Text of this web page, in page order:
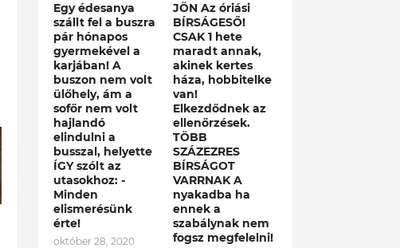
Egy édesanya
szállt fel a buszra
pár hónapos
gyermekével a
karjában! A
buszon nem volt
ülőhely, ám a
sofőr nem volt
hajlandó
elindulni a
busszal, helyette
ÍGY szólt az
utasokhoz: -
Minden
elismerésünk
érte!
október 28, 2020
JÖN Az óriási
BÍRSÁGESŐ!
CSAK 1 hete
maradt annak,
akinek kertes
háza, hobbitelke
van!
Elkezdődnek az
ellenőrzések.
TÖBB
SZÁZEZRES
BÍRSÁGOT
VARRNAK A
nyakadba ha
ennek a
szabálynak nem
fogsz megfelelni!